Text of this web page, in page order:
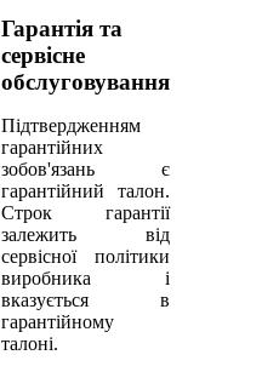
Гарантія та
сервісне
обслуговування
Підтвердженням
гарантійних
зобов'язань є
гарантійний талон.
Строк гарантії
залежить від
сервісної політики
виробника і
вказується в
гарантійному
талоні.